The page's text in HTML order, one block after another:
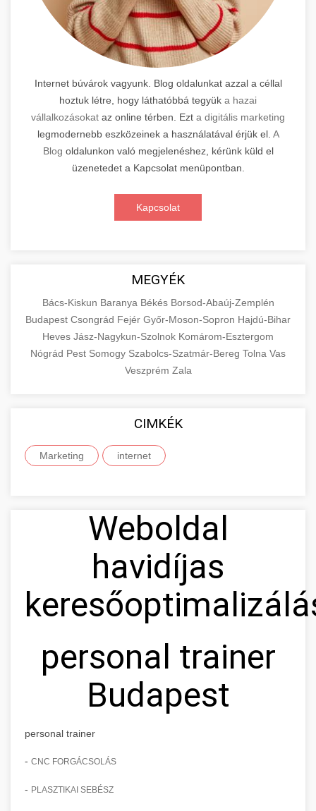
Internet búvárok vagyunk. Blog oldalunkat azzal a céllal
hoztuk létre, hogy láthatóbbá tegyük a hazai
vállalkozásokat az online térben. Ezt a digitális marketing
legmodernebb eszközeinek a használatával érjük el. A
Blog oldalunkon való megjelenéshez, kérünk küld el
üzenetedet a Kapcsolat menüpontban.
Kapcsolat
MEGYÉK
Bács-Kiskun Baranya Békés Borsod-Abaúj-Zemplén
Budapest Csongrád Fejér Győr-Moson-Sopron Hajdú-Bihar
Heves Jász-Nagykun-Szolnok Komárom-Esztergom
Nógrád Pest Somogy Szabolcs-Szatmár-Bereg Tolna Vas
Veszprém Zala
CIMKÉK
Marketing internet
Weboldal
havidíjas
personal trainer
Budapest
personal trainer
- CNC FORGÁCSOLÁS
- PLASZTIKAI SEBÉSZ